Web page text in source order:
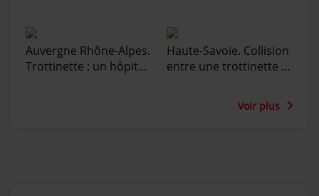
Auvergne Rhône-Alpes.
Trottinette : un hôpital
Haute-Savoie. Collision
entre une trottinette et
trottinettiste n’aurait
pas respecté le feu
Voir plus